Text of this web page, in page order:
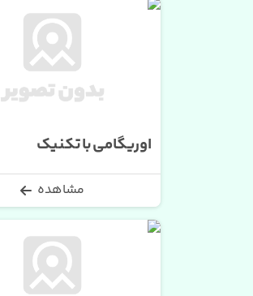
اوریگامی با تکنیک
مشاهده